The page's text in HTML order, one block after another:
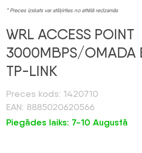
* Preces izskats var atšķirties no attēlā redzamās
WRL ACCESS POINT
3000MBPS/OMADA
TP-LINK
Preces kods: 1420710
EAN: 8885020620566
Piegādes laiks: 7-10 Augustā